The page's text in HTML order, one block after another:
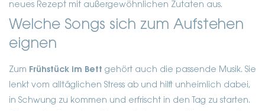
neues Rezept mit außergewöhnlichen Zutaten aus.
Welche Songs sich zum Aufstehen
eignen
Zum Frühstück im Bett gehört auch die passende Musik. Sie
lenkt vom alltäglichen Stress ab und hilft unheimlich dabei,
in Schwung zu kommen und erfrischt in den Tag zu starten.